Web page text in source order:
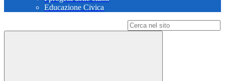
Educazione Civica